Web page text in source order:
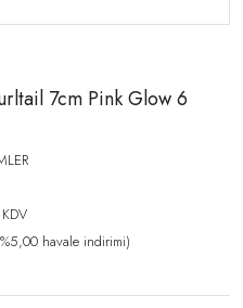
7cm Pink Glow 6
havale indirimi)